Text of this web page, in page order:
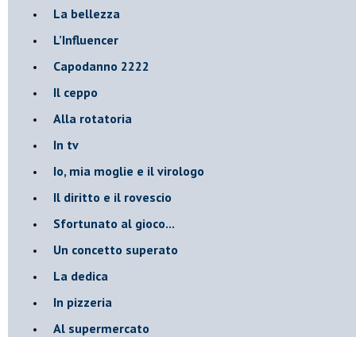
La bellezza
L’Influencer
​Capodanno 2222
Il ceppo
Alla rotatoria
In tv
Io, mia moglie e il virologo
Il diritto e il rovescio
Sfortunato al gioco...
Un concetto superato
La dedica
In pizzeria
Al supermercato